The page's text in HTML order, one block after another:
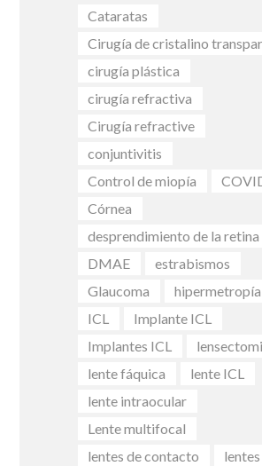
Cataratas
Cirugía de cristalino
cirugía plástica
cirugía refractiva
Cirugía refractive
conjuntivitis
Control de miopía
Córnea
desprendimiento de la retina
DMAE
estrabismos
Glaucoma
hipermetropía
ICL
Implante ICL
Implantes ICL
lente fáquica
lente ICL
lente intraocular
Lente multifocal
lentes de contacto